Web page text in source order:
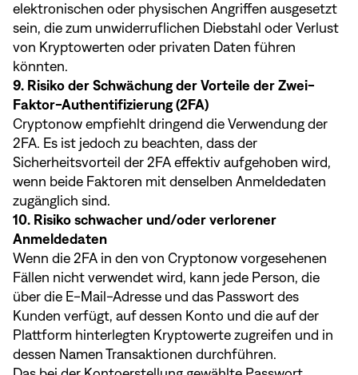
elektronischen oder physischen Angriffen ausgesetzt
sein, die zum unwiderruflichen Diebstahl oder Verlust
von Kryptowerten oder privaten Daten führen
könnten.
9. Risiko der Schwächung der Vorteile der Zwei-
Faktor-Authentifizierung (2FA)
Cryptonow empfiehlt dringend die Verwendung der
2FA. Es ist jedoch zu beachten, dass der
Sicherheitsvorteil der 2FA effektiv aufgehoben wird,
wenn beide Faktoren mit denselben Anmeldedaten
zugänglich sind.
10. Risiko schwacher und/oder verlorener
Anmeldedaten
Wenn die 2FA in den von Cryptonow vorgesehenen
Fällen nicht verwendet wird, kann jede Person, die
über die E-Mail-Adresse und das Passwort des
Kunden verfügt, auf dessen Konto und die auf der
Plattform hinterlegten Kryptowerte zugreifen und in
dessen Namen Transaktionen durchführen.